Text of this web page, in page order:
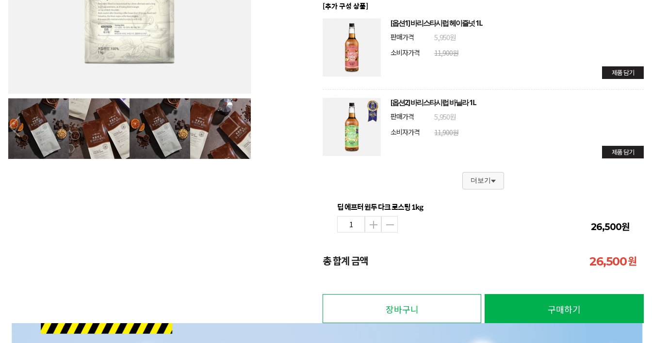
[추가 구성 상품]
[옵션1] 바리스타시럽 헤이즐넛 1L
판매가격
5,950원
소비자가격 11,900원
제품 담기
[옵션2] 바리스타시럽 바닐라 1L
판매가격
5,950원
소비자가격 11,900원
제품 담기
더보기
딥 에프터 원두 다크 로스팅 1kg
26,500원
총 합계 금액 26,500원
장바구니 구매하기